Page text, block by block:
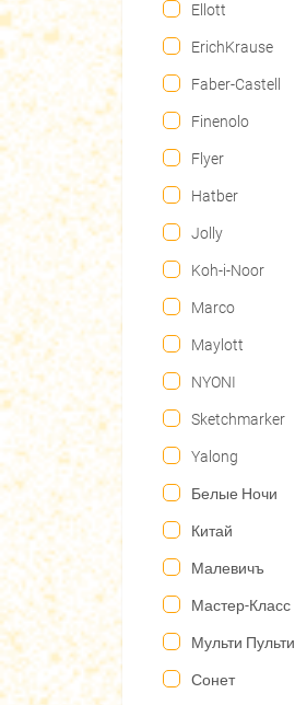
Ellott
ErichKrause
Faber-Castell
Finenolo
Flyer
Hatber
Jolly
Koh-i-Noor
Marco
Maylott
NYONI
Sketchmarker
Yalong
Белые Ночи
Китай
Малевичъ
Мастер-Класс
Мульти Пульти
Сонет